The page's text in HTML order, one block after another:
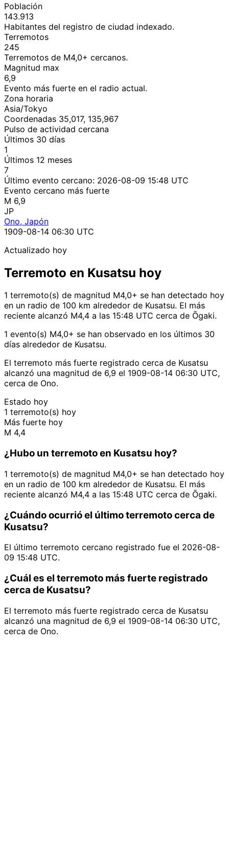
Población
143.913
Habitantes del registro de ciudad indexado.
Terremotos
245
Terremotos de M4,0+ cercanos.
Magnitud max
6,9
Evento más fuerte en el radio actual.
Zona horaria
Asia/Tokyo
Coordenadas 35,017, 135,967
Pulso de actividad cercana
Últimos 30 días
1
Últimos 12 meses
7
Último evento cercano: 2026-08-09 15:48 UTC
Evento cercano más fuerte
M 6,9
JP
Ono, Japón
1909-08-14 06:30 UTC
Actualizado hoy
Terremoto en Kusatsu hoy
1 terremoto(s) de magnitud M4,0+ se han detectado hoy
en un radio de 100 km alrededor de Kusatsu. El más
reciente alcanzó M4,4 a las 15:48 UTC cerca de Ōgaki.
1 evento(s) M4,0+ se han observado en los últimos 30
días alrededor de Kusatsu.
El terremoto más fuerte registrado cerca de Kusatsu
alcanzó una magnitud de 6,9 el 1909-08-14 06:30 UTC,
cerca de Ono.
Estado hoy
1 terremoto(s) hoy
Más fuerte hoy
M 4,4
¿Hubo un terremoto en Kusatsu hoy?
1 terremoto(s) de magnitud M4,0+ se han detectado hoy
en un radio de 100 km alrededor de Kusatsu. El más
reciente alcanzó M4,4 a las 15:48 UTC cerca de Ōgaki.
¿Cuándo ocurrió el último terremoto cerca de
Kusatsu?
El último terremoto cercano registrado fue el 2026-08-
09 15:48 UTC.
¿Cuál es el terremoto más fuerte registrado
cerca de Kusatsu?
El terremoto más fuerte registrado cerca de Kusatsu
alcanzó una magnitud de 6,9 el 1909-08-14 06:30 UTC,
cerca de Ono.